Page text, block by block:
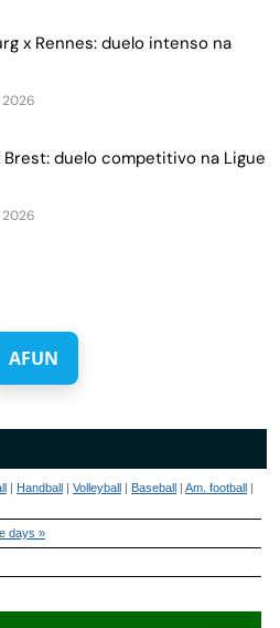
x Rennes: duelo intenso na
2026
Brest: duelo competitivo na Ligue
2026
AFUN